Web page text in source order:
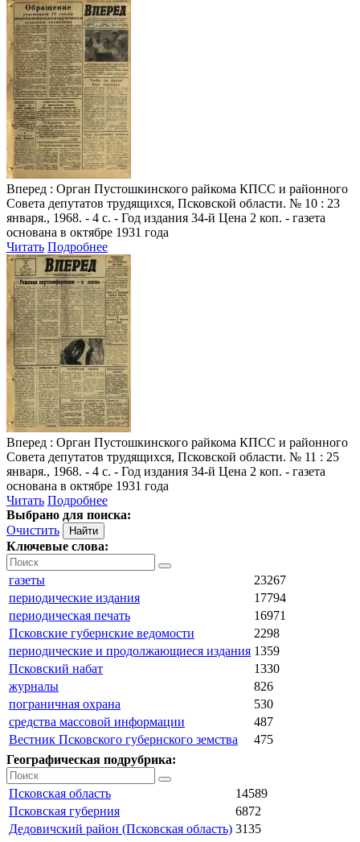
Вперед : Орган Пустошкинского райкома КПСС и районного
Совета депутатов трудящихся, Псковской области. № 10 : 23
января., 1968. - 4 с. - Год издания 34-й Цена 2 коп. - газета
основана в октябре 1931 года
Читать Подробнее
Вперед : Орган Пустошкинского райкома КПСС и районного
Совета депутатов трудящихся, Псковской области. № 11 : 25
января., 1968. - 4 с. - Год издания 34-й Цена 2 коп. - газета
основана в октябре 1931 года
Читать Подробнее
Выбрано для поиска:
Очистить
Ключевые слова:
газеты
23267
периодические издания
17794
периодическая печать
16971
Псковские губернские ведомости
2298
периодические и продолжающиеся издания 1359
Псковский набат
1330
журналы
826
пограничная охрана
530
средства массовой информации
487
Вестник Псковского губернского земства
475
Географическая подрубрика:
Псковская область
14589
Псковская губерния
6872
Дедовичский район (Псковская область) 3135